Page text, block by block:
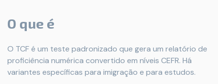
O que é
O TCF é um teste padronizado que gera um relatório de
proficiência numérica convertido em níveis CEFR. Há
variantes específicas para imigração e para estudos.